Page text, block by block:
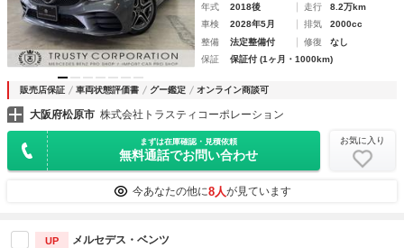
年式 2018後 走行
8.2万km
車検
2028年5月 排気
2000cc
整備
法定整備付 修復
なし
保証
保証付 (1ヶ月・1000km)
販売店保証 車両状態評価書 グー鑑定 オンライン商談可
大阪府松原市 株式会社トラスティコーポレーション
まずは在庫確認・見積依頼
無料通話でお問い合わせ
お気に入り
今あなたの他に8人が見ています
UP メルセデス・ベンツ